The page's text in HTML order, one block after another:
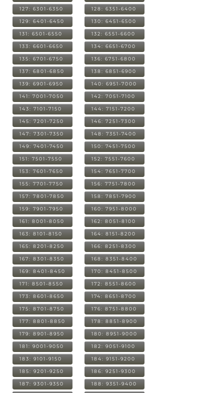
127: 6301-6350 128: 6351-6400
129: 6401-6450 130: 6451-6500
131: 6501-6550 132: 6551-6600
133: 6601-6650 134: 6651-6700
135: 6701-6750 136: 6751-6800
137: 6801-6850 138: 6851-6900
139: 6901-6950 140: 6951-7000
141: 7001-7050 142: 7051-7100
143: 7101-7150 144: 7151-7200
145: 7201-7250 146: 7251-7300
147: 7301-7350 148: 7351-7400
149: 7401-7450 150: 7451-7500
151: 7501-7550 152: 7551-7600
153: 7601-7650 154: 7651-7700
155: 7701-7750 156: 7751-7800
157: 7801-7850 158: 7851-7900
159: 7901-7950 160: 7951-8000
161: 8001-8050 162: 8051-8100
163: 8101-8150 164: 8151-8200
165: 8201-8250 166: 8251-8300
167: 8301-8350 168: 8351-8400
169: 8401-8450 170: 8451-8500
171: 8501-8550 172: 8551-8600
173: 8601-8650 174: 8651-8700
175: 8701-8750 176: 8751-8800
177: 8801-8850 178: 8851-8900
179: 8901-8950 180: 8951-9000
181: 9001-9050 182: 9051-9100
183: 9101-9150 184: 9151-9200
185: 9201-9250 186: 9251-9300
187: 9301-9350 188: 9351-9400